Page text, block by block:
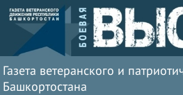
Газета ветеранского и
Башкортостана